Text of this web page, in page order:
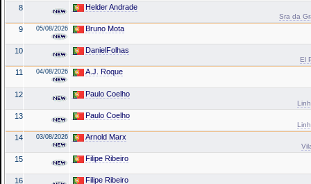
8 Helder Andrade
Sra da
9 05/08/2026 Bruno Mota
10 DanielFolhas
El
11 04/08/2026 A.J. Roque
12 Paulo Coelho
13 Paulo Coelho
14 03/08/2026 Arnold Marx
15 Filipe Ribeiro
16 Filipe Ribeiro